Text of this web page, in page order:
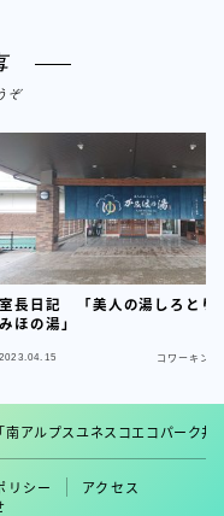
ぞ
室長日記 「美人の湯しろと
みほの湯」
2023.04.15 コワーキング
南アルプスユネスコエコパーク井
リシー
アクセス